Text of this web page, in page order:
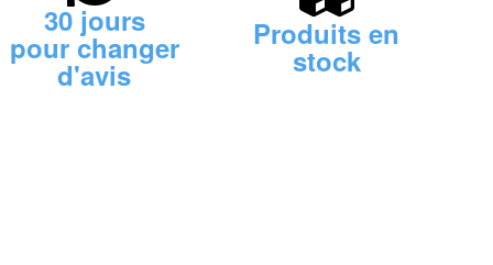
30 jours
pour changer
d'avis
Produits en
stock